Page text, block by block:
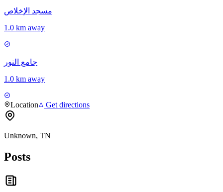
مسجد الإخلاص
1.0 km away
جامع النور
1.0 km away
Location Get directions
Unknown, TN
Posts